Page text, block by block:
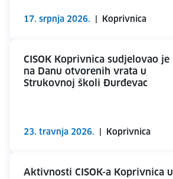
17. srpnja 2026. Koprivnica
CISOK Koprivnica sudjelovao je
na Danu otvorenih vrata u
Strukovnoj školi Đurđevac
23. travnja 2026. Koprivnica
Aktivnosti CISOK-a Koprivnica u